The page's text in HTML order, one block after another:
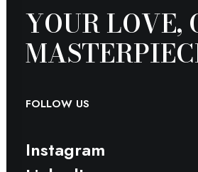
YOUR LOVE,
FOLLOW US
Instagram